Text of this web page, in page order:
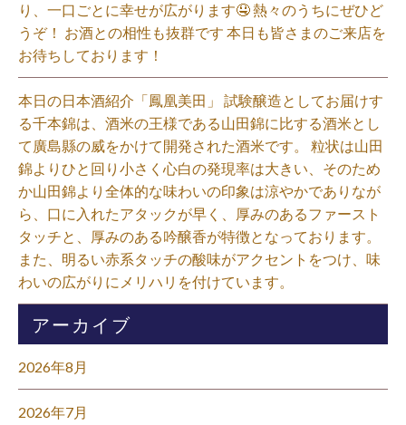
り、一口ごとに幸せが広がります🤤 熱々のうちにぜひど
うぞ！ お酒との相性も抜群です 本日も皆さまのご来店を
お待ちしております！⁡
本日の日本酒紹介「鳳凰美田」 試験醸造としてお届けす
る千本錦は、酒米の王様である山田錦に比する酒米とし
て廣島縣の威をかけて開発された酒米です。 粒状は山田
錦よりひと回り小さく心白の発現率は大きい、そのため
か山田錦より全体的な味わいの印象は涼やかでありなが
ら、口に入れたアタックが早く、厚みのあるファースト
タッチと、厚みのある吟醸香が特徴となっております。
また、明るい赤系タッチの酸味がアクセントをつけ、味
わいの広がりにメリハリを付けています。⁡
アーカイブ
2026年8月
2026年7月